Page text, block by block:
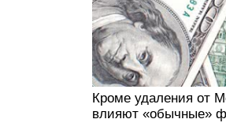
Кроме удаления от
влияют «обычные»